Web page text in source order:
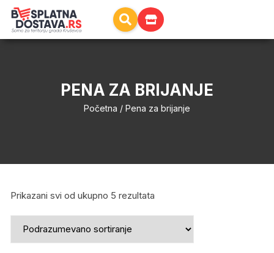
PENA ZA BRIJANJE
Početna / Pena za brijanje
Prikazani svi od ukupno 5 rezultata